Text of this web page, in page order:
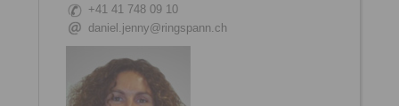
+41 41 748 09 10
daniel.jenny@ringspann.ch